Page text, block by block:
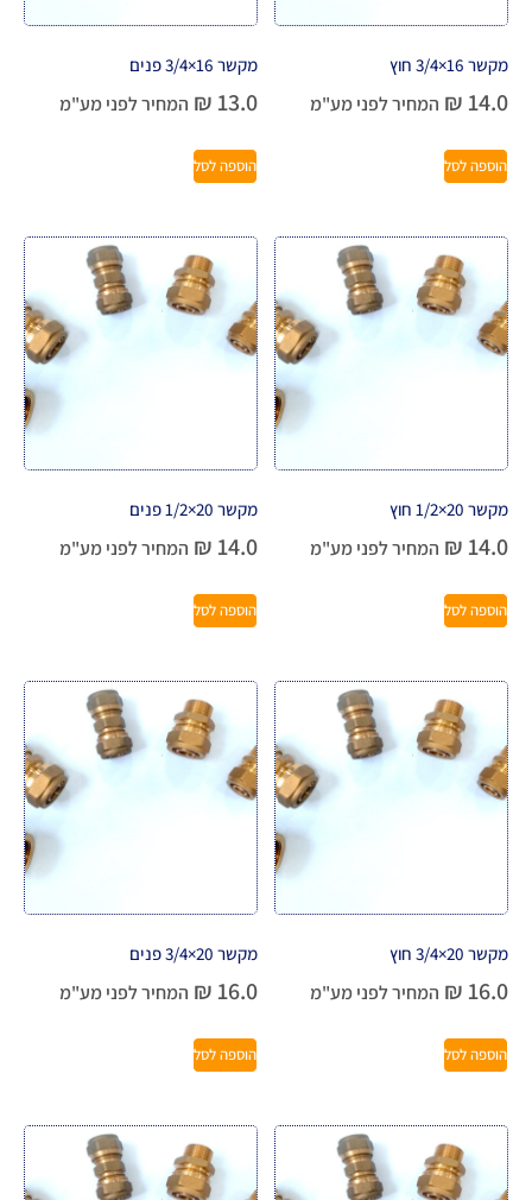
מקשר 16×3/4 חוץ
₪ 14.0 המחיר לפני מע"מ
הוספה לסל
מקשר 16×3/4 פנים
₪ 13.0 המחיר לפני מע"מ
הוספה לסל
מקשר 20×1/2 חוץ
₪ 14.0 המחיר לפני מע"מ
הוספה לסל
מקשר 20×1/2 פנים
₪ 14.0 המחיר לפני מע"מ
הוספה לסל
מקשר 20×3/4 חוץ
₪ 16.0 המחיר לפני מע"מ
הוספה לסל
מקשר 20×3/4 פנים
₪ 16.0 המחיר לפני מע"מ
הוספה לסל